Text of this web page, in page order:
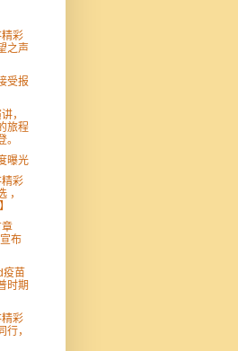
精彩
之声
受报
，
旅程
曝光
精彩
，
布
疫苗
时期
精彩
，